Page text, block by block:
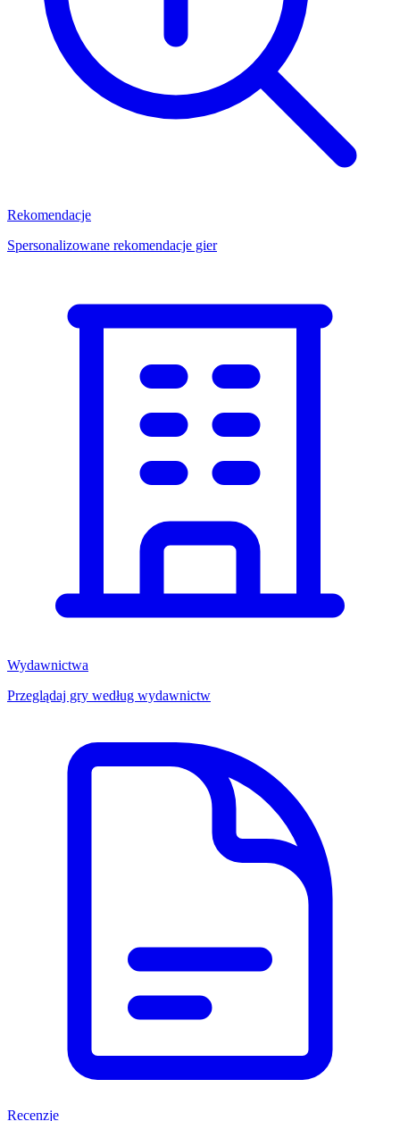
Rekomendacje
Spersonalizowane rekomendacje gier
Wydawnictwa
Przeglądaj gry według wydawnictw
Recenzje